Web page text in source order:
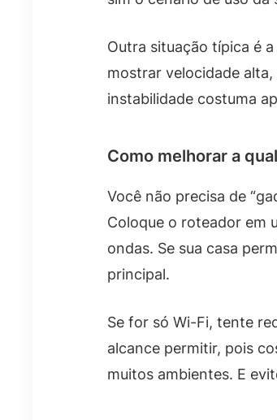
Outra situação típica é
mostrar velocidade alta,
instabilidade costuma
Como melhorar a
Você não precisa de
Coloque o roteador em
ondas. Se sua casa
principal.
Se for só Wi-Fi, tente
alcance permitir, pois
muitos ambientes. E